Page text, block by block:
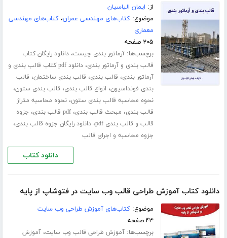
از: ایمان الیاسیان
موضوع:کتاب‌های مهندسی عمران،کتاب‌های مهندسی
معماری
۲۰۵ صفحه
برچسب‌ها:آرماتور بندی چیست،دانلود رایگان کتاب
قالب بندی و آرماتور بندی،
دانلود pdf کتاب قالب بندی و
آرماتور بندی، قالب بندی، قالب بندی ساختمان، قالب
بندی فونداسیون، انواع قالب بندی، قالب بندی ستون،
نحوه محاسبه قالب بندی ستون،نحوه محاسبه متراژ
قالب بندی، مبحث قالب بندی،pdf قالب بندی ، جزوه
قالب و قالب بندی pdf
،دانلود رایگان جزوه قالب بندی،
جزوه محاسبه و اجرای قالب
دانلود کتاب
دانلود کتاب آموزش طراحی قالب وب سایت در فتوشاپ از پایه
موضوع:کتاب‌های آموزش طراحی وب سایت
۴۳ صفحه
برچسب‌ها:آموزش طراحی قالب وب سایت،آموزش